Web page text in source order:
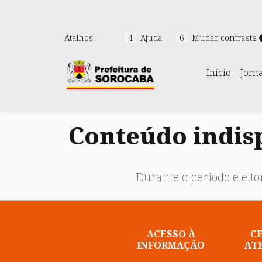
Atalhos: 4 Ajuda 6 Mudar contraste
Início
Conteúdo
Durante o período
ACESSO À
INFORMAÇÃO